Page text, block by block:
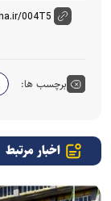
برچسب ها:
اخبار مرتبط